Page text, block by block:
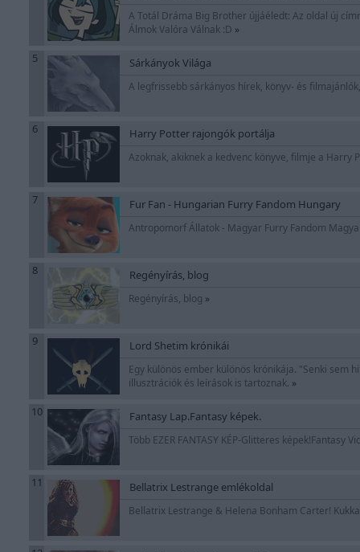
A Totál Dráma Big Brother újjáéledt: Az oldal új
Álmok Valóra Válnak :D »
5 Sárkányok Világa
A legfrissebb sárkányos hírek, könyv- és
6 Harry Potter rajongók portálja
Azoknak, akiknek a kedvenc könyve, filmje a
7 Fur Fan - Hungarian Furry Fandom Hungary
Antropomorf Állatok - Magyar Furry Fandom
8 Regényírás, blog
Regényírás, blog »
9 Lord Shetim krónikái
Egy különös ember különös krónikája. "Senki sem
illusztrációk és leírások is tartoznak. »
10 Fantasy Lap.Fantasy képek.
Több EZER FANTASY KÉP-Glitteres
11 Bellatrix Lestrange emlékoldal
Bellatrix Lestrange & Helena Bonham Carter!